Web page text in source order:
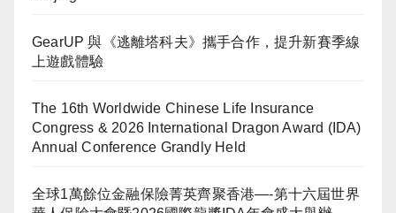
GearUP 與《逃離塔科夫》攜手合作，提升新賽季線
上遊戲體驗
The 16th Worldwide Chinese Life Insurance
Congress & 2026 International Dragon Award (IDA)
Annual Conference Grandly Held
全球1萬餘位金融保險菁英齊聚香港—-第十六屆世界